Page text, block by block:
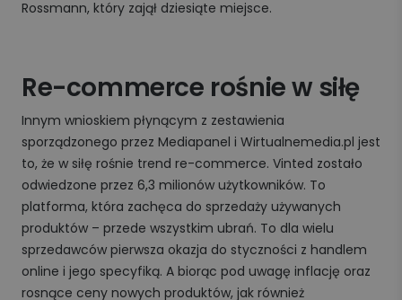
Rossmann, który zajął dziesiąte miejsce.
Re-commerce rośnie w siłę
Innym wnioskiem płynącym z zestawienia
sporządzonego przez Mediapanel i Wirtualnemedia.pl jest
to, że w siłę rośnie trend re-commerce. Vinted zostało
odwiedzone przez 6,3 milionów użytkowników. To
platforma, która zachęca do sprzedaży używanych
produktów – przede wszystkim ubrań. To dla wielu
sprzedawców pierwsza okazja do styczności z handlem
online i jego specyfiką. A biorąc pod uwagę inflację oraz
rosnące ceny nowych produktów, jak również